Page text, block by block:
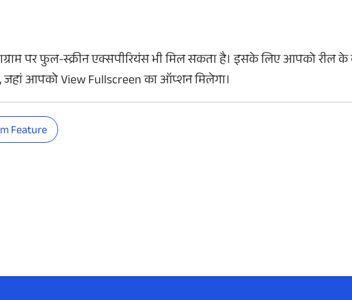
पर फुल-स्क्रीन एक्सपीरियंस भी मिल सकता है। इसके लिए आपको रील के
आपको View Fullscreen का ऑप्शन मिलेगा।
Feature